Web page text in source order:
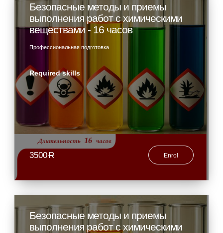
Безопасные методы и приемы
выполнения работ с химическими
веществами - 16 часов
Профессиональная подготовка
Required skills
3500R Enrol
Безопасные методы и приемы
выполнения работ с химическими